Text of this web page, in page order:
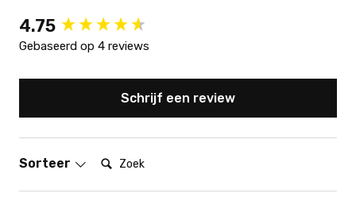
4.75
Gebaseerd op 4 reviews
Schrijf een review
Sorteer Zoek:
New content loaded